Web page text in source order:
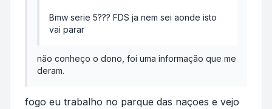
Bmw serie 5??? FDS ja nem sei aonde isto
vai parar
não conheço o dono, foi uma informação que me
deram.
fogo eu trabalho no parque das naçoes e vejo